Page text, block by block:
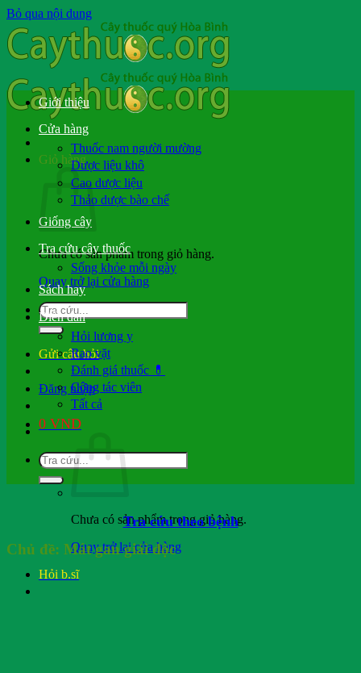
Bỏ qua nội dung
Giỏ hàng
Chưa có sản phẩm trong giỏ hàng.
Quay trở lại cửa hàng
Gửi câu hỏi
Đăng nhập
0 VND
Chưa có sản phẩm trong giỏ hàng.
Quay trở lại cửa hàng
Hỏi b.sĩ
Giới thiệu
Cửa hàng
Thuốc nam người mường
Dược liệu khô
Cao dược liệu
Thảo dược bào chế
Giống cây
Tra cứu cây thuốc
Sống khỏe mỗi ngày
Sách hay
Diễn đàn
Hỏi lương y
Rao vặt
Đánh giá thuốc 💊
Cộng tác viên
Tất cả
Tra cứu theo bệnh
Chủ đề: Mát gan giải độc